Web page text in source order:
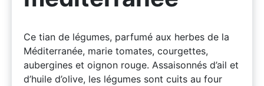
Ce tian de légumes, parfumé aux herbes de la
Méditerranée, marie tomates, courgettes,
aubergines et oignon rouge. Assaisonnés d’ail et
d’huile d’olive, les légumes sont cuits au four